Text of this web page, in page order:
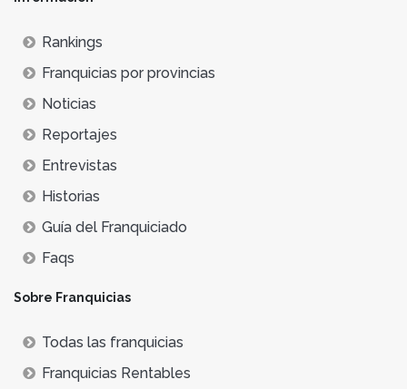
Rankings
Franquicias por provincias
Noticias
Reportajes
Entrevistas
Historias
Guía del Franquiciado
Faqs
Sobre Franquicias
Todas las franquicias
Franquicias Rentables